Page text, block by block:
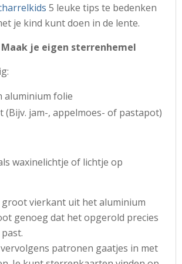
5 leuke tips te bedenken
je kind kunt doen in de lente.
Maak je eigen sterrenhemel
aluminium folie
(Bijv. jam-, appelmoes- of pastapot)
waxinelichtje of lichtje op
groot vierkant uit het aluminium
genoeg dat het opgerold precies
patronen gaatjes in met